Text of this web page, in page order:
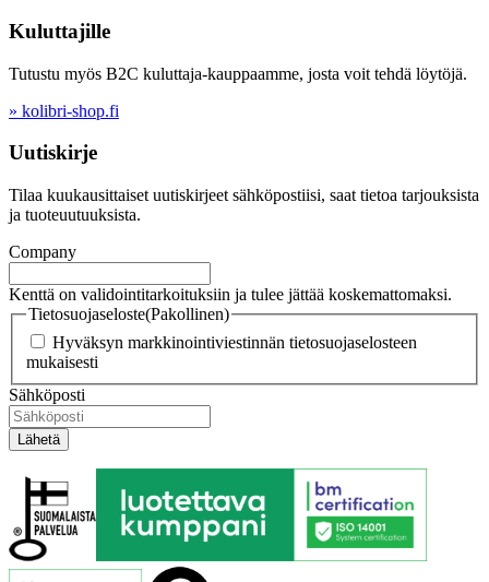
Kuluttajille
Tutustu myös B2C kuluttaja-kauppaamme, josta voit tehdä löytöjä.
» kolibri-shop.fi
Uutiskirje
Tilaa kuukausittaiset uutiskirjeet sähköpostiisi, saat tietoa tarjouksista
ja tuoteuutuuksista.
Company
Kenttä on validointitarkoituksiin ja tulee jättää koskemattomaksi.
Tietosuojaseloste(Pakollinen)
Hyväksyn markkinointiviestinnän tietosuojaselosteen
mukaisesti
Sähköposti